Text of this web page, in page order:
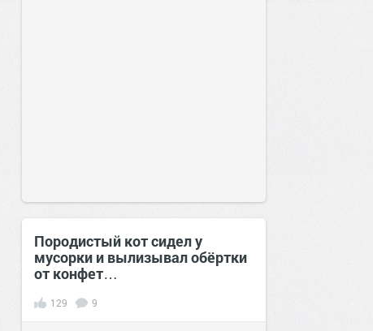
Породистый кот сидел у
мусорки и вылизывал обёртки
от конфет…
129 9